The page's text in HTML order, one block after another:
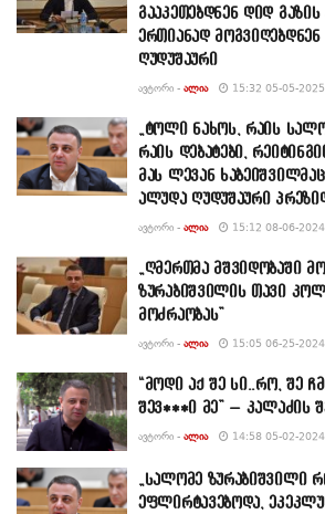
გააკეთებდნენ დიდ
ერთიანად
ღუდუშაური
ᲐᲕᲢᲝᲠᲘ - ᲐᲚᲘᲐ 15:32 05-05-2025
„ტოლი ნახოს, რაის
რაის დებატები,
მას ლევან
ალუდა ღუდუშაური
ᲐᲕᲢᲝᲠᲘ - ᲐᲚᲘᲐ 15:12 08-06-2024
„ღმერთმა მშვიდობაში
ზურაბიშვილის თავი
მოძრაობას”
ᲐᲕᲢᲝᲠᲘ - ᲐᲚᲘᲐ 15:05 06-25-2024
“მოდი აქ შე სი..რო, შე
შევ***ი მე” – კალაძის
ᲐᲕᲢᲝᲠᲘ - ᲐᲚᲘᲐ 14:58 05-02-2024
„სალომე ზურაბიშვილი
ეფლირტავებოდა,